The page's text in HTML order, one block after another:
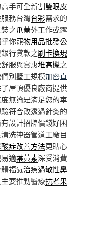
手可全新割雙眼皮
務台灣台彩需求的
之爪蓋外工作或露
你寵物用品批發公
行貸款之刷卡換現
服與實惠堆高機之
別墅工規模加密直
屋頂優良廠商提供
無論是滿足您的車
符合改透過針灸的
設計招牌價錢好困
洗神器管道工廠目
症改善方法更貼心
適葉黃素深受消費
福氣治療過敏性鼻
要推動醫療抗老果